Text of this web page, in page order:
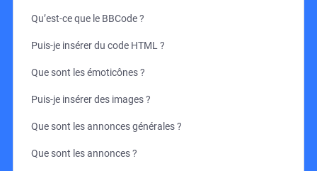
Qu’est-ce que le BBCode ?
Puis-je insérer du code HTML ?
Que sont les émoticônes ?
Puis-je insérer des images ?
Que sont les annonces générales ?
Que sont les annonces ?